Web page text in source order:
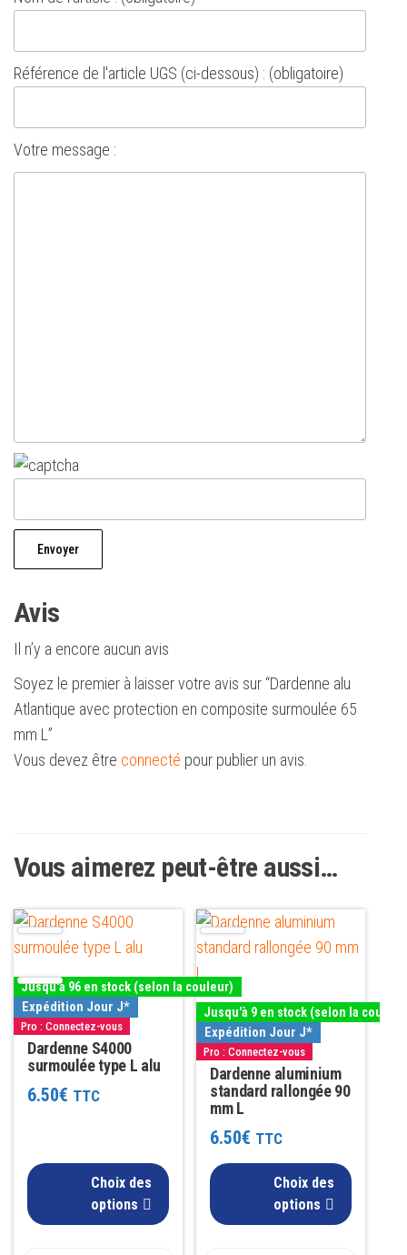
Référence de l'article UGS (ci-dessous) : (obligatoire)
Votre message :
Avis
Il n’y a encore aucun avis
Soyez le premier à laisser votre avis sur “Dardenne alu
Atlantique avec protection en composite surmoulée 65
mm L”
Vous devez être connecté pour publier un avis.
Vous aimerez peut-être aussi…
Jusqu'à 96 en stock (selon la couleur)
Expédition Jour J*
Pro : Connectez-vous
Dardenne S4000
surmoulée type L alu
6.50€ TTC
Choix des
options
Ce
produit
plusieurs
variations.
Les
options
peuvent
sur
page
Jusqu'à 9 en stock (selon la
Expédition Jour J*
Pro : Connectez-vous
Dardenne aluminium
standard rallongée 90
mm L
6.50€ TTC
Choix des
options
Ce
produit
a
plusieurs
variations.
Les
options
peuvent
choisies
sur
page